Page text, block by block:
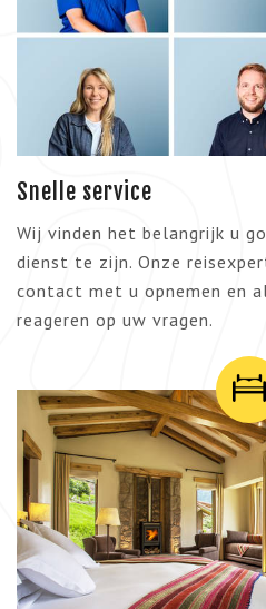
Snelle service
Wij vinden het belangrijk u
dienst te zijn. Onze
contact met u opnemen en
reageren op uw vragen.